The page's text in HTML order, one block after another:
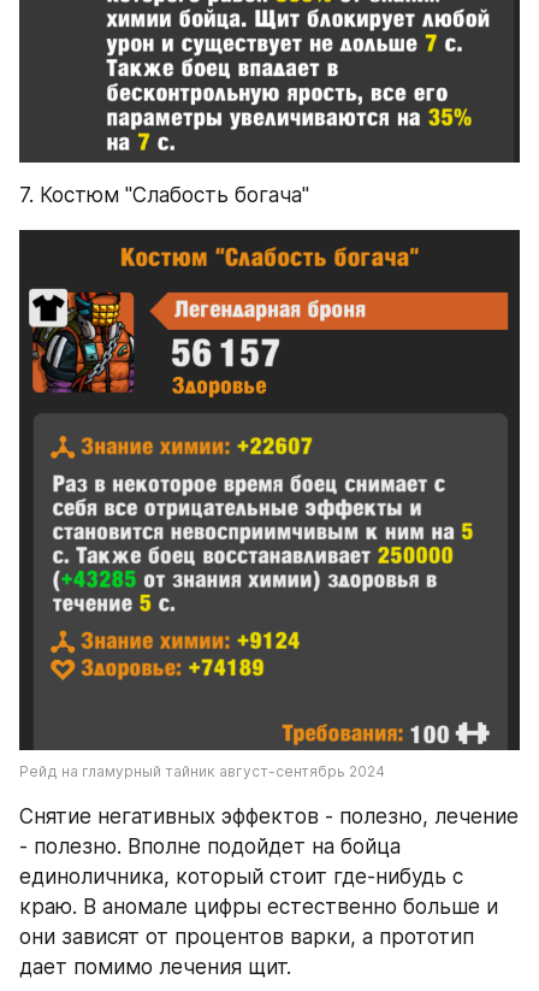
7. Костюм "Слабость богача"
Рейд на гламурный тайник август-сентябрь 2024
Снятие негативных эффектов - полезно, лечение
- полезно. Вполне подойдет на бойца
единоличника, который стоит где-нибудь с
краю. В аномале цифры естественно больше и
они зависят от процентов варки, а прототип
дает помимо лечения щит.